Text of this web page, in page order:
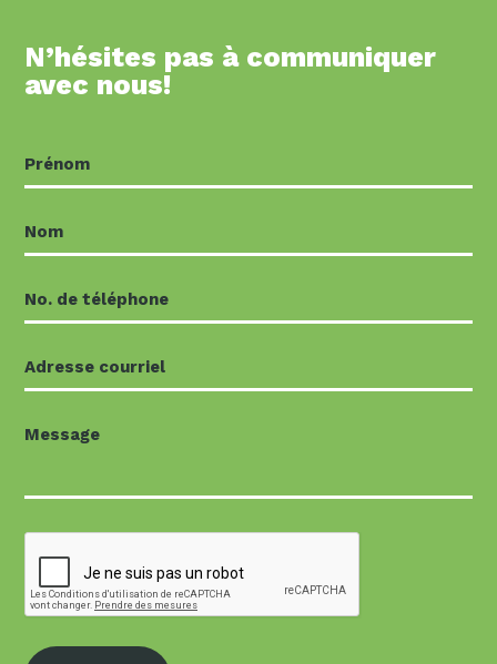
N’hésites pas à communiquer
avec nous!